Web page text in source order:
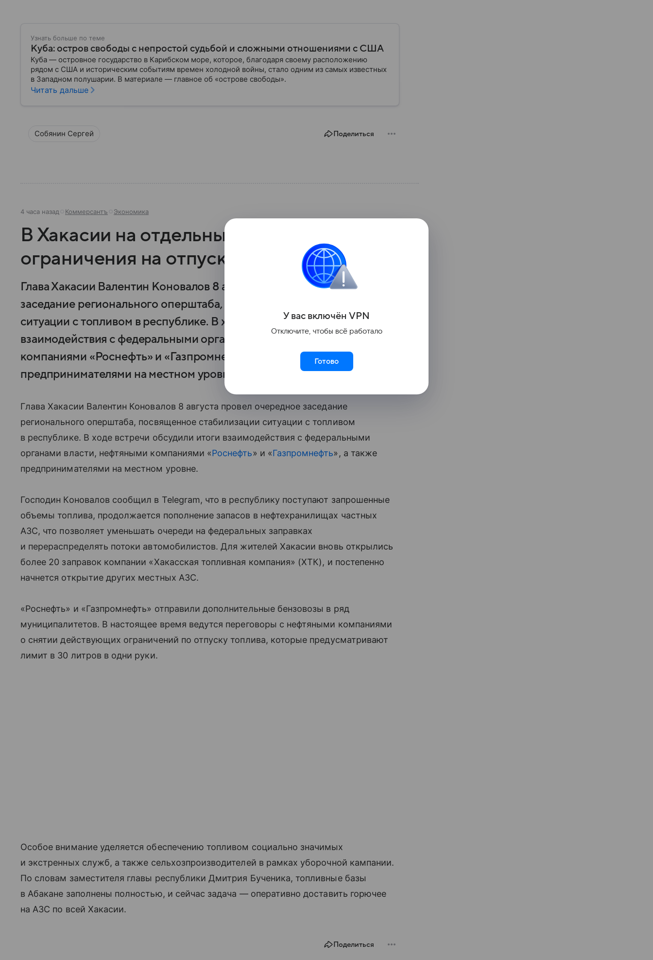
Узнать больше по теме
Куба: остров свободы с непростой судьбой и сложными отношениями с США
Куба — островное государство в Карибском море, которое, благодаря своему расположению
рядом с США и историческим событиям времен холодной войны, стало одним из самых известных
в Западном полушарии. В материале — главное об «острове свободы».
Читать дальше
Собянин Сергей Поделиться
4 часа назад Коммерсантъ Экономика
В Хакасии на отдельных АЗС отменили
ограничения на отпуск топлива
Глава Хакасии Валентин Коновалов 8 августа провел очередное
заседание регионального оперштаба, посвященное стабилизации
ситуации с топливом в республике. В ходе встречи обсудили итоги
взаимодействия с федеральными органами власти, нефтяными
компаниями «Роснефть» и «Газпромнефть», а также
предпринимателями на местном уровне.
Глава Хакасии Валентин Коновалов 8 августа провел очередное заседание
регионального оперштаба, посвященное стабилизации ситуации с топливом
в республике. В ходе встречи обсудили итоги взаимодействия с федеральными
органами власти, нефтяными компаниями «Роснефть» и «Газпромнефть», а также
предпринимателями на местном уровне.
Господин Коновалов сообщил в Telegram, что в республику поступают запрошенные
объемы топлива, продолжается пополнение запасов в нефтехранилищах частных
АЗС, что позволяет уменьшать очереди на федеральных заправках
и перераспределять потоки автомобилистов. Для жителей Хакасии вновь открылись
более 20 заправок компании «Хакасская топливная компания» (ХТК), и постепенно
начнется открытие других местных АЗС.
«Роснефть» и «Газпромнефть» отправили дополнительные бензовозы в ряд
муниципалитетов. В настоящее время ведутся переговоры с нефтяными компаниями
о снятии действующих ограничений по отпуску топлива, которые предусматривают
лимит в 30 литров в одни руки.
Особое внимание уделяется обеспечению топливом социально значимых
и экстренных служб, а также сельхозпроизводителей в рамках уборочной кампании.
По словам заместителя главы республики Дмитрия Бученика, топливные базы
в Абакане заполнены полностью, и сейчас задача — оперативно доставить горючее
на АЗС по всей Хакасии.
Поделиться
У вас включён VPN
Отключите, чтобы всё работало
Готово